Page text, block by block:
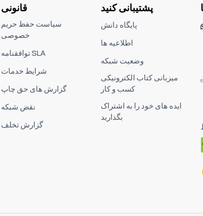
قانونی
سیاست حفظ حریم
خصوصی
توافقنامه SLA
شرایط خدمات
گزارش های حق چاپ
نقض شبکه
گزارش تخلف
پشتیبانی کنید
پایگاه دانش
اطلاعیه ها
وضعیت شبکه
میزبانی کتاب الکترونیکی
کسب و کار
ایده های خود را به اشتراک
بگذارید